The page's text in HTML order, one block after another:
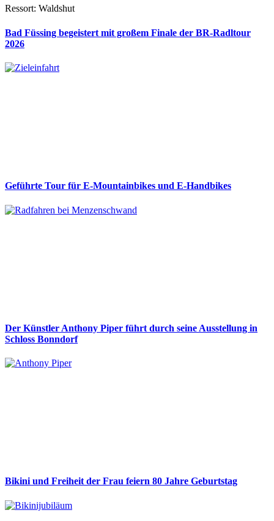
Ressort: Waldshut
Bad Füssing begeistert mit großem Finale der BR-Radltour
2026
Geführte Tour für E-Mountainbikes und E-Handbikes
Der Künstler Anthony Piper führt durch seine Ausstellung in
Schloss Bonndorf
Bikini und Freiheit der Frau feiern 80 Jahre Geburtstag